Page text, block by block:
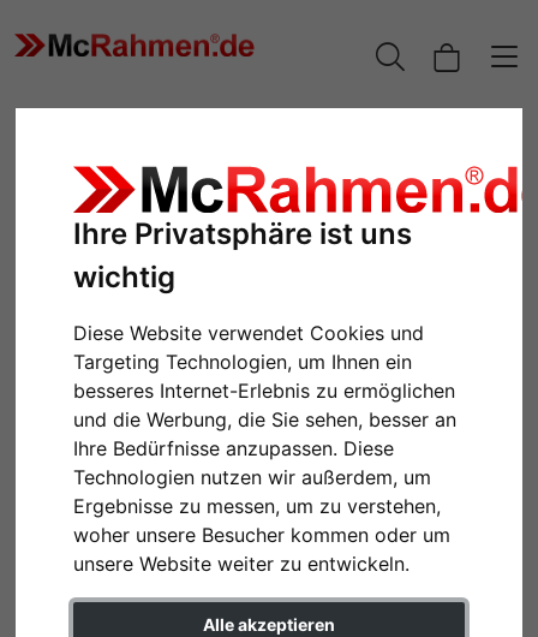
Ihre Privatsphäre ist uns
wichtig
Diese Website verwendet Cookies und
Targeting Technologien, um Ihnen ein
besseres Internet-Erlebnis zu ermöglichen
und die Werbung, die Sie sehen, besser an
Ihre Bedürfnisse anzupassen. Diese
Technologien nutzen wir außerdem, um
Ergebnisse zu messen, um zu verstehen,
woher unsere Besucher kommen oder um
unsere Website weiter zu entwickeln.
Alle akzeptieren
Zurück